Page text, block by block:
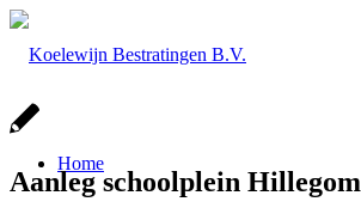
Home
Aanleg schoolplein Hillegom